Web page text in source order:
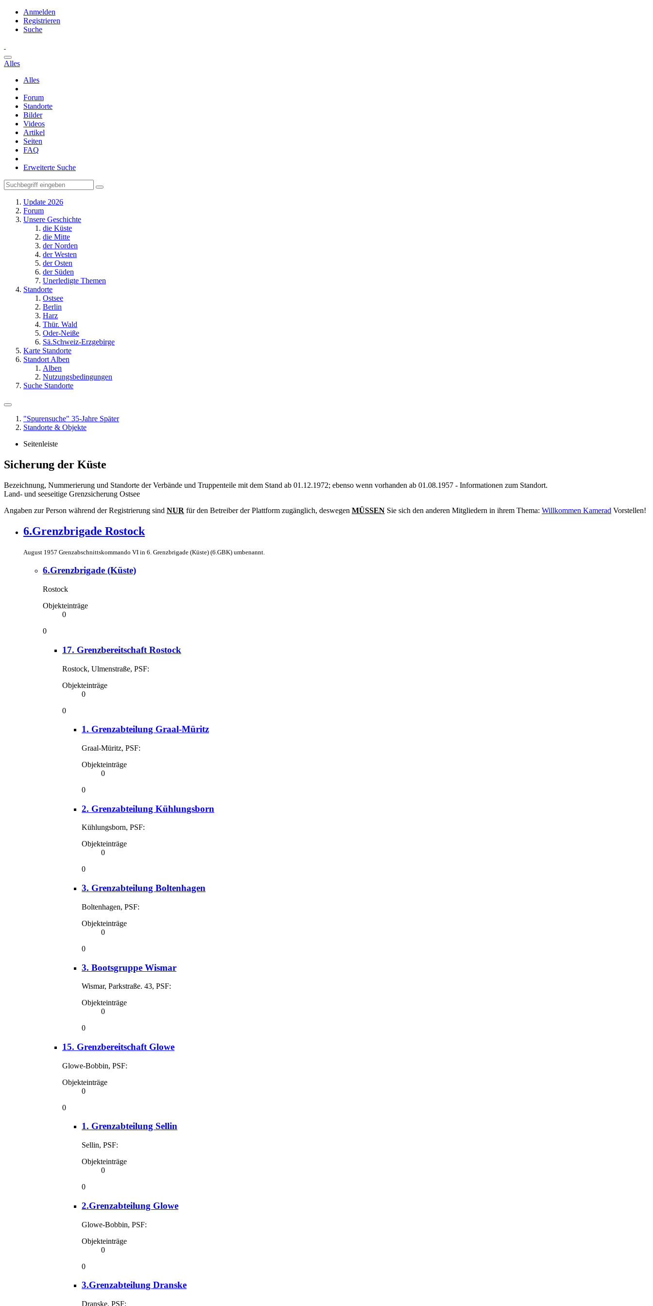
Anmelden
Registrieren
Suche
Alles
Alles
Forum
Standorte
Bilder
Videos
Artikel
Seiten
FAQ
Erweiterte Suche
Update 2026
Forum
Unsere Geschichte
die Küste
die Mitte
der Norden
der Westen
der Osten
der Süden
Unerledigte Themen
Standorte
Ostsee
Berlin
Harz
Thür. Wald
Oder-Neiße
Sä.Schweiz-Erzgebirge
Karte Standorte
Standort Alben
Alben
Nutzungsbedingungen
Suche Standorte
"Spurensuche" 35-Jahre Später
Standorte & Objekte
Seitenleiste
Sicherung der Küste
Bezeichnung, Nummerierung und Standorte der Verbände und Truppenteile mit dem Stand ab 01.12.1972; ebenso wenn vorhanden ab 01.08.1957 - Informationen zum Standort.
Land- und seeseitige Grenzsicherung Ostsee
Angaben zur Person während der Registrierung sind NUR für den Betreiber der Plattform zugänglich, deswegen MÜSSEN Sie sich den anderen Mitgliedern in ihrem Thema: Willkommen Kamerad Vorstellen!
6.Grenzbrigade Rostock
August 1957 Grenzabschnittskommando VI in 6. Grenzbrigade (Küste) (6.GBK) umbenannt.
6.Grenzbrigade (Küste)
Rostock
Objekteinträge
0
0
17. Grenzbereitschaft Rostock
Rostock, Ulmenstraße, PSF:
Objekteinträge
0
0
1. Grenzabteilung Graal-Müritz
Graal-Müritz, PSF:
Objekteinträge
0
0
2. Grenzabteilung Kühlungsborn
Kühlungsborn, PSF:
Objekteinträge
0
0
3. Grenzabteilung Boltenhagen
Boltenhagen, PSF:
Objekteinträge
0
0
3. Bootsgruppe Wismar
Wismar, Parkstraße. 43, PSF:
Objekteinträge
0
0
15. Grenzbereitschaft Glowe
Glowe-Bobbin, PSF:
Objekteinträge
0
0
1. Grenzabteilung Sellin
Sellin, PSF:
Objekteinträge
0
0
2.Grenzabteilung Glowe
Glowe-Bobbin, PSF:
Objekteinträge
0
0
3.Grenzabteilung Dranske
Dranske, PSF: